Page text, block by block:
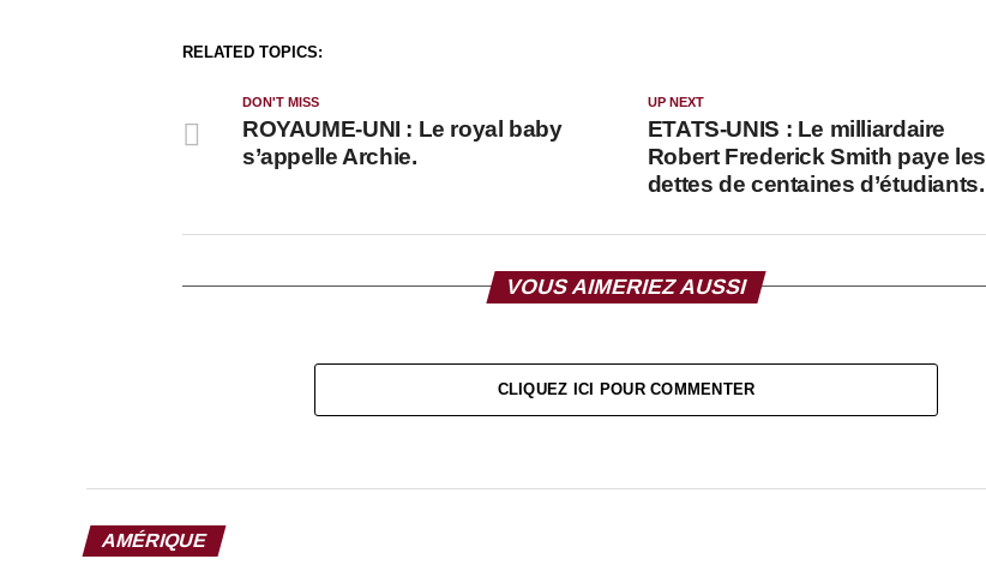
RELATED TOPICS:
UP NEXT
ETATS-UNIS : Le milliardaire
Robert Frederick Smith paye les
dettes de centaines d’étudiants.
DON'T MISS
ROYAUME-UNI : Le royal baby
s’appelle Archie.
VOUS AIMERIEZ AUSSI
CLIQUEZ ICI POUR COMMENTER
AMÉRIQUE